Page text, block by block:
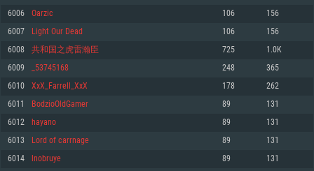
최소사양
운영체제: Windows 10 (64 bit)
프로세서: 2.2 GHz 듀얼코어 이상
메모리: 4GB
그래픽 카드: DirectX 11 이상을 지원하는 AMD Radeon 77XX / NVIDIA
GeForce GT 660. 최소 사양 해상도: 720p
네트워크: 브로드밴드 인터넷
여유 저장 공간: 22.1 GB (최소 클라이언트)
최소사양
운영체제: Mac OS Big Sur 11.0
프로세서: 최소 2.2 GHz의 Core i5 (Intel Xeon 은 지원하지 않습니다)
메모리: 6 GB
그래픽 카드: Metal 을 지원하는 Intel Iris Pro 5200 (Mac), 혹은 이와 비슷한 성
능을 가지는 Mac 버전의 AMD/Nvidia. 최소 해상도: 720p
네트워크: 브로드밴드 인터넷
여유 저장 공간: 22.1 GB (최소 클라이언트)
최소사양
운영체제: 64bit Linux 중 최신 버전
프로세서: 2.4 GHz 듀얼코어
메모리: 4 GB
그래픽 카드: Vulkan 을 지원하고, 최신 그래픽 드라이버를 지원하는 NVIDIA
660 (6개월 미만) 혹은 그와 동급의 성능을 가지며 최신 그래픽 드라이버를 지
원하는 AMD (6개월 미만; 최소사양 지원 해상도 720p)
네트워크: 브로드밴드 인터넷
여유 저장 공간: 22.1 GB (최소 클라이언트)
6006 Oarzic 106 156
6007 Light Our Dead 106 156
6008 共和国之虎雷瀚臣 725 1.0K
6009 _53745168 248 365
6010 XxX_Farrell_XxX 178 262
6011 BodzioOldGamer 89 131
6012 hayano 89 131
6013 Lord of carrnage 89 131
6014 lnobruye 89 131